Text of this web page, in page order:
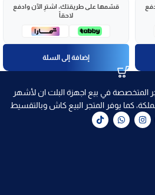
قسّمها على طريقتك، اشترِ الآن وادفع
لاحقاً
إضافة إلى السلة
المتخصصة في بيع اجهزة البلت ان لأشهر
كما يوفر المتجر البيع كاش وبالتقسيط